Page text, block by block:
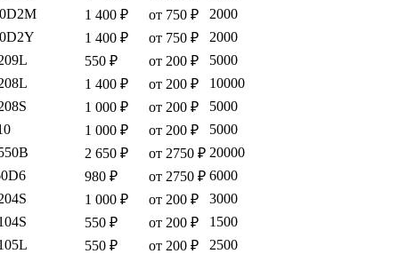
1 400 ₽ от 750 ₽
2000
1 400 ₽ от 750 ₽
2000
550 ₽ от 200 ₽
5000
1 400 ₽ от 200 ₽
10000
1 000 ₽ от 200 ₽
5000
1 000 ₽ от 200 ₽
5000
2 650 ₽ от 2750 ₽ 20000
980 ₽ от 2750 ₽ 6000
1 000 ₽ от 200 ₽
3000
550 ₽ от 200 ₽
1500
550 ₽ от 200 ₽
2500